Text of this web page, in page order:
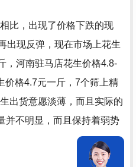
比，出现了价格下跌的现
出现反弹，现在市场上花生
，河南驻马店花生价格4.8-
价格4.7元一斤，7个筛上精
出货意愿淡薄，而且实际的
并不明显，而且保持着弱势